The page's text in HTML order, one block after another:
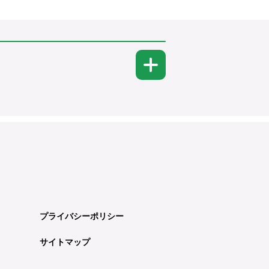
プライバシーポリシー
サイトマップ